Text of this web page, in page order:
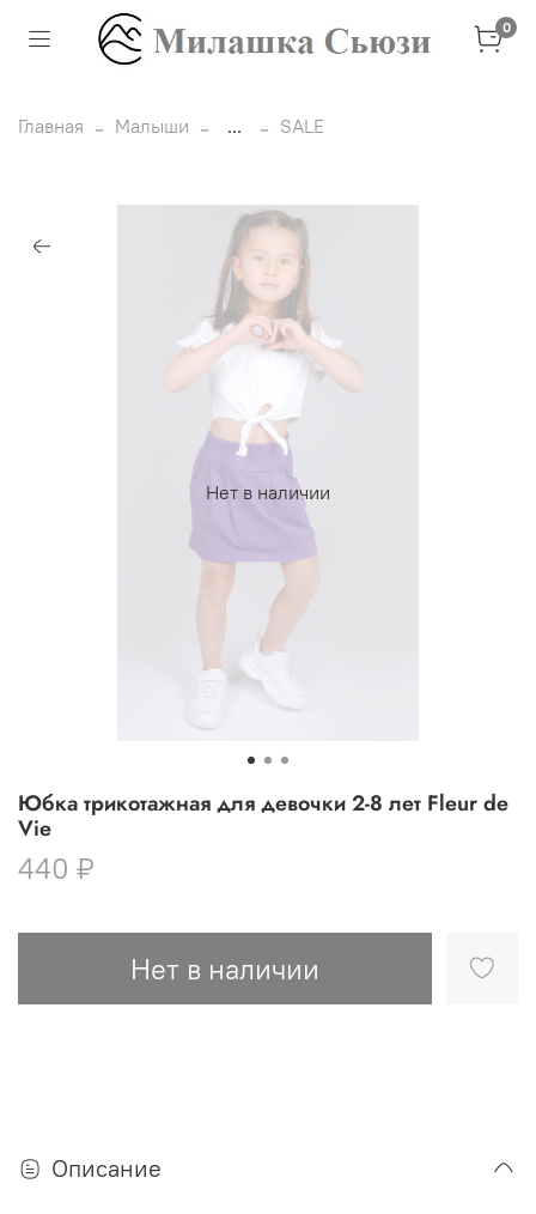
0
Главная Малыши ... SALE
Нет в наличии
Юбка трикотажная для девочки 2-8 лет Fleur de
Vie
440 ₽
Нет в наличии
Описание